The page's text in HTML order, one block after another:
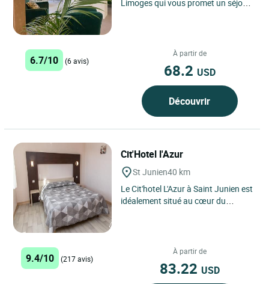
Limoges qui vous promet un séjour
6.7/10 (6 avis)
À partir de
68.2 USD
Découvrir
Cit'Hotel l'Azur
St Junien40 km
Le Cit'hotel L'Azur à Saint Junien est
idéalement situé au cœur du
9.4/10 (217 avis)
À partir de
83.22 USD